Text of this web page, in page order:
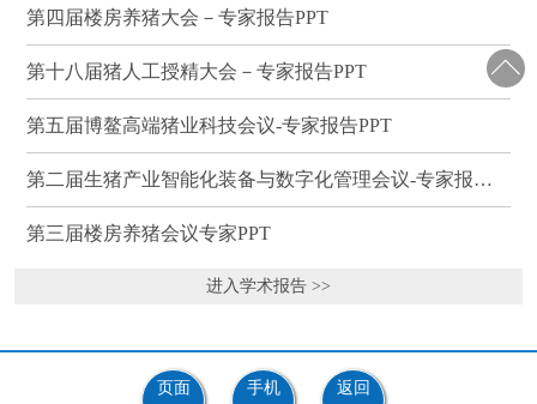
第四届楼房养猪大会－专家报告PPT
第十八届猪人工授精大会－专家报告PPT
第五届博鳌高端猪业科技会议-专家报告PPT
第二届生猪产业智能化装备与数字化管理会议-专家报告PPT
第三届楼房养猪会议专家PPT
进入学术报告 >>
页面 手机 返回